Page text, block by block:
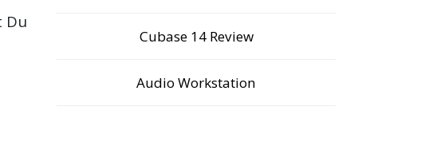
Du
Cubase 14 Review
Audio Workstation